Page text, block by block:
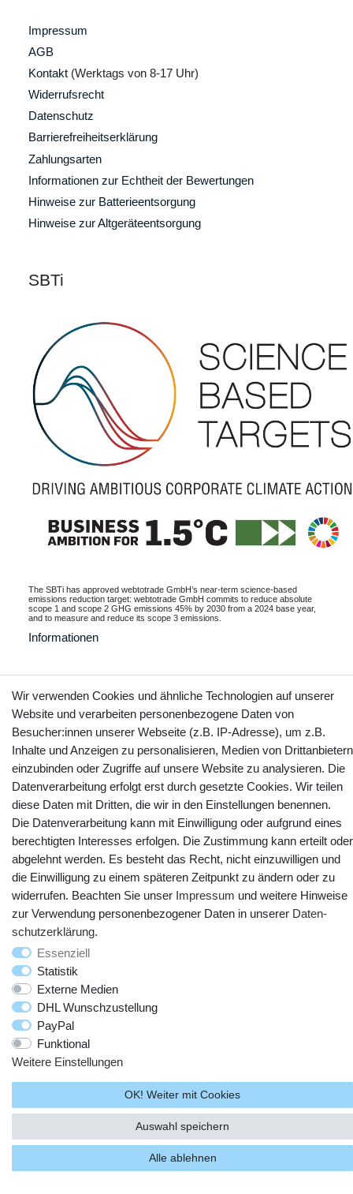
Impressum
AGB
Kontakt (Werktags von 8-17 Uhr)
Widerrufsrecht
Datenschutz
Barrierefreiheitserklärung
Zahlungsarten
Informationen zur Echtheit der Bewertungen
Hinweise zur Batterieentsorgung
Hinweise zur Altgeräteentsorgung
SBTi
The SBTi has approved webtotrade GmbH’s near-term science-based
emissions reduction target: webtotrade GmbH commits to reduce absolute
scope 1 and scope 2 GHG emissions 45% by 2030 from a 2024 base year,
and to measure and reduce its scope 3 emissions.
Informationen
Vertrag widerrufen Kontakt
YouTube Facebook Instagram
© Copyright 2025 webtotrade GmbH. Alle Rechte vorbehalten.
Wir verwenden Cookies und ähnliche Technologien auf unserer
Website und verarbeiten personenbezogene Daten von
Besucher:innen unserer Webseite (z.B. IP-Adresse), um z.B.
Inhalte und Anzeigen zu personalisieren, Medien von Drittanbietern
einzubinden oder Zugriffe auf unsere Website zu analysieren. Die
Datenverarbeitung erfolgt erst durch gesetzte Cookies. Wir teilen
diese Daten mit Dritten, die wir in den Einstellungen benennen.
Die Datenverarbeitung kann mit Einwilligung oder aufgrund eines
berechtigten Interesses erfolgen. Die Zustimmung kann erteilt oder
abgelehnt werden. Es besteht das Recht, nicht einzuwilligen und
die Einwilligung zu einem späteren Zeitpunkt zu ändern oder zu
widerrufen. Beachten Sie unser Impressum und weitere Hinweise
zur Verwendung personenbezogener Daten in unserer Daten­
schutz­erklärung.
Essenziell
Statistik
Externe Medien
DHL Wunschzustellung
PayPal
Funktional
Weitere Einstellungen
OK! Weiter mit Cookies
Alle ablehnen
Auswahl speichern